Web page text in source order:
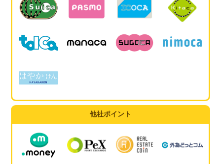
他社ポイント